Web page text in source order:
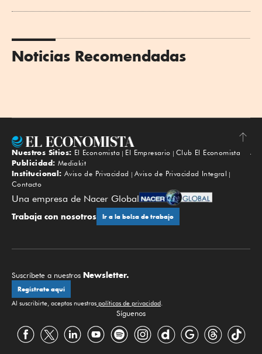
Noticias Recomendadas
Subir
Nuestros Sitios: El Economista El Empresario
Club El Economista
Publicidad: Mediakit
Institucional: Aviso de Privacidad
Aviso de Privacidad Integral
Contacto
Una empresa de Nacer Global
Trabaja con nosotros Ir a la bolsa de trabajo
Suscríbete a nuestros Newsletter.
Regístrate aquí
Al suscribirte, aceptas nuestras políticas de privacidad.
Síguenos